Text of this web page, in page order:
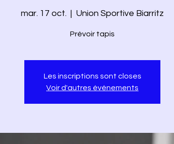
mar. 17 oct.
  |
Union Sportive Biarritz
Prévoir tapis
Les inscriptions sont closes
Voir d'autres événements